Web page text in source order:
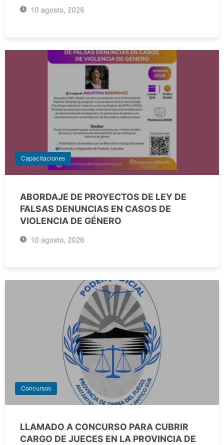
10 agosto, 2026
Capacitaciones
ABORDAJE DE PROYECTOS DE LEY DE
FALSAS DENUNCIAS EN CASOS DE
VIOLENCIA DE GÉNERO
10 agosto, 2026
Concursos
LLAMADO A CONCURSO PARA CUBRIR
CARGO DE JUECES EN LA PROVINCIA DE